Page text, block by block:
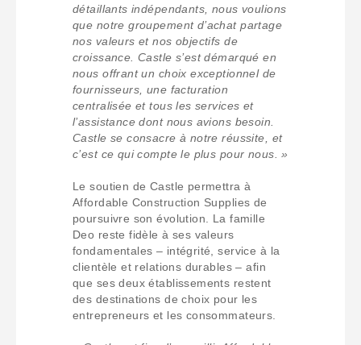
détaillants indépendants, nous voulions
que notre groupement d’achat partage
nos valeurs et nos objectifs de
croissance. Castle s’est démarqué en
nous offrant un choix exceptionnel de
fournisseurs, une facturation
centralisée et tous les services et
l’assistance dont nous avions besoin.
Castle se consacre à notre réussite, et
c’est ce qui compte le plus pour nous. »
Le soutien de Castle permettra à
Affordable Construction Supplies de
poursuivre son évolution. La famille
Deo reste fidèle à ses valeurs
fondamentales – intégrité, service à la
clientèle et relations durables – afin
que ses deux établissements restent
des destinations de choix pour les
entrepreneurs et les consommateurs.